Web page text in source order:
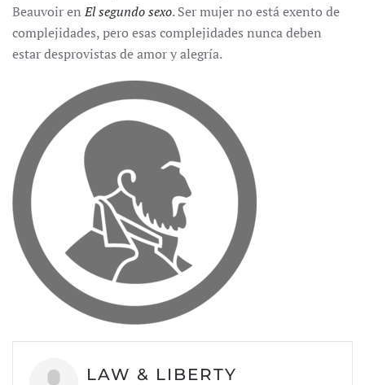
Beauvoir enEl segundo sexo. Ser mujer no está exento de
complejidades, pero esas complejidades nunca deben
estar desprovistas de amor y alegría.
LAW & LIBERTY